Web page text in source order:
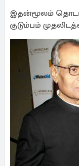
இதன்மூலம்
குடும்பம்